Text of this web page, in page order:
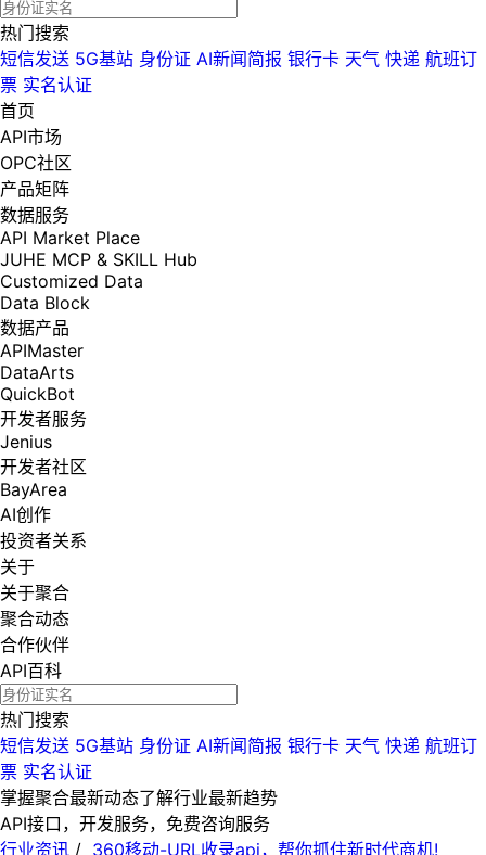
热门搜索
短信发送 5G基站 身份证 AI新闻简报 银行卡 天气 快递 航班订
票 实名认证
首页
API市场
OPC社区
产品矩阵
数据服务
API Market Place
JUHE MCP & SKILL Hub
Customized Data
Data Block
数据产品
APIMaster
DataArts
QuickBot
开发者服务
Jenius
开发者社区
BayArea
AI创作
投资者关系
关于
关于聚合
聚合动态
合作伙伴
API百科
热门搜索
短信发送 5G基站 身份证 AI新闻简报 银行卡 天气 快递 航班订
票 实名认证
掌握聚合最新动态了解行业最新趋势
API接口，开发服务，免费咨询服务
行业资讯 / 360移动-URL收录api，帮你抓住新时代商机!